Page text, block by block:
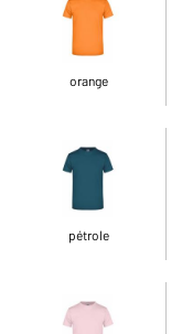
orange
pétrole